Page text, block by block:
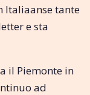
Italiaanse tante
e sta
il Piemonte in
ad